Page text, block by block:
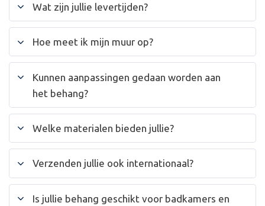
Wat zijn jullie levertijden?
Hoe meet ik mijn muur op?
Kunnen aanpassingen gedaan worden aan
het behang?
Welke materialen bieden jullie?
Verzenden jullie ook internationaal?
Is jullie behang geschikt voor badkamers en